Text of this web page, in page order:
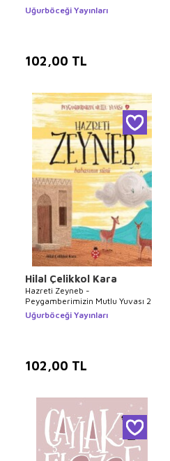
Uğurböceği Yayınları
102,00 TL
Hilal Çelikkol Kara
Hazreti Zeyneb -
Peygamberimizin Mutlu Yuvası 2
Uğurböceği Yayınları
102,00 TL